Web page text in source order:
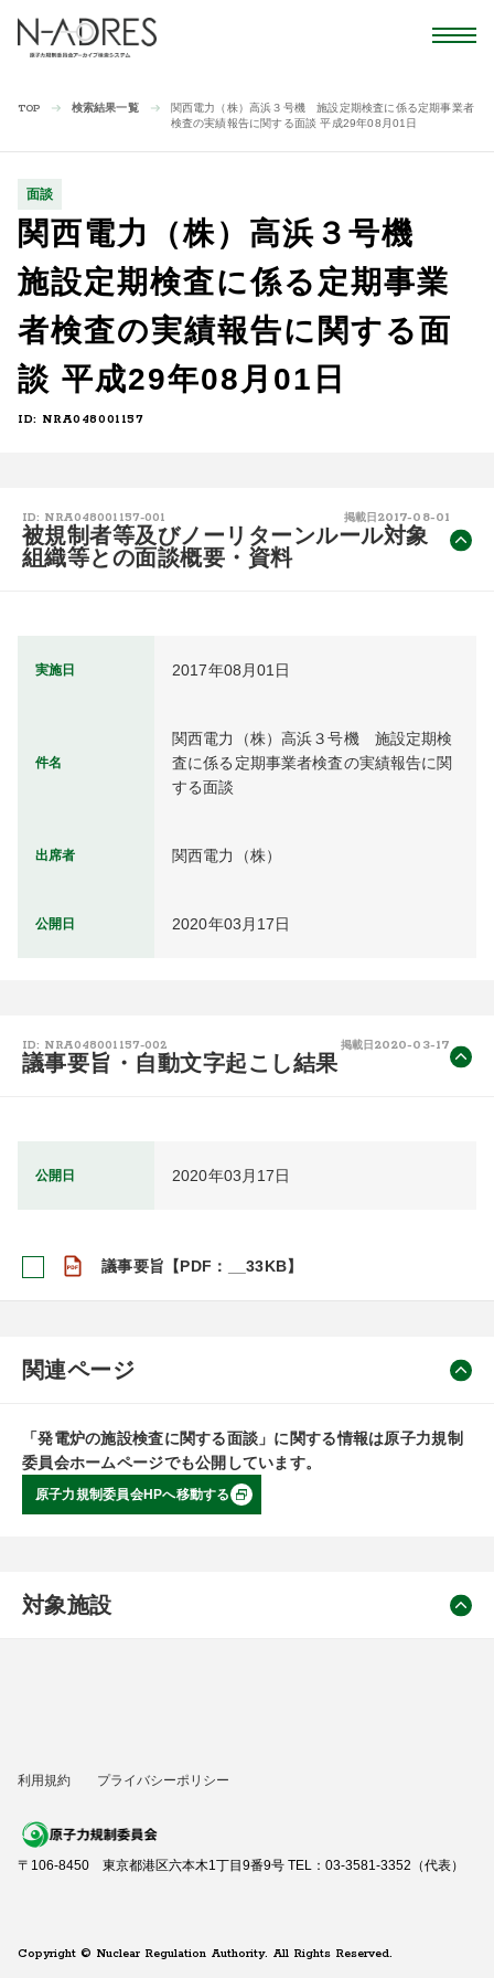
TOP 検索結果一覧
関西電力（株）高浜３号機 施設定期検査に係る定期事業者
検査の実績報告に関する面談 平成29年08月01日
面談
関西電力（株）高浜３号機
施設定期検査に係る定期事業
者検査の実績報告に関する面
談 平成29年08月01日
ID: NRA048001157
ID: NRA048001157-001 掲載日 2017-08-01
被規制者等及びノーリターンルール対象
組織等との面談概要・資料
実施日 2017年08月01日
件名
関西電力（株）高浜３号機　施設定期検
査に係る定期事業者検査の実績報告に関
する面談
出席者 関西電力（株）
公開日 2020年03月17日
ID: NRA048001157-002 掲載日 2020-03-17
議事要旨・自動文字起こし結果
公開日 2020年03月17日
議事要旨【PDF：__33KB】
関連ページ
「発電炉の施設検査に関する面談」に関する情報は原子力規制
委員会ホームページでも公開しています。
原子力規制委員会HPへ移動する
対象施設
利用規約 プライバシーポリシー
〒106-8450 東京都港区六本木1丁目9番9号 TEL：03-3581-3352（代表）
Copyright © Nuclear Regulation Authority. All Rights Reserved.